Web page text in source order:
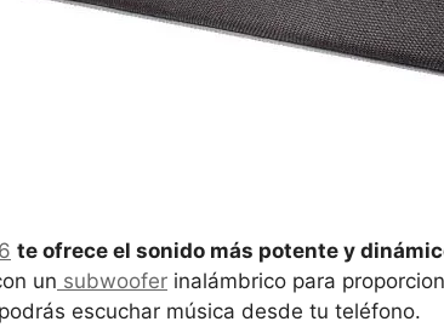
te ofrece el sonido más potente y
un subwoofer inalámbrico para
escuchar música desde tu teléfono.